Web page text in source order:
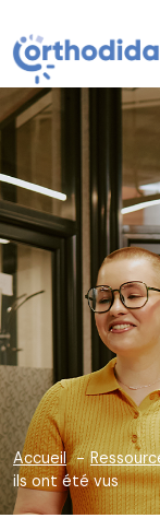
Accueil
ils ont été vus